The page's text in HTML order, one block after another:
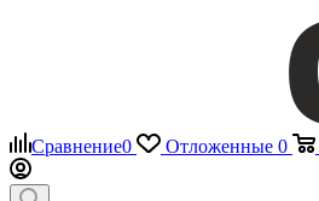
Сравнение0 Отложенные 0